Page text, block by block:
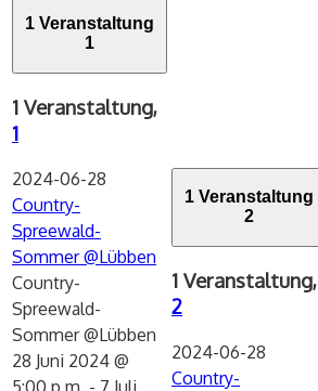
1 Veranstaltung
1
1 Veranstaltung,
1
2024-06-28
Country-
Spreewald-
Sommer @Lübben
Country-
Spreewald-
Sommer @Lübben
28 Juni 2024 @
1 Veranstaltung
2
1 Veranstaltung,
2
2024-06-28
Country-